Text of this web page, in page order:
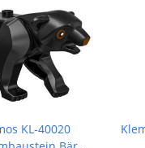
KL-40020